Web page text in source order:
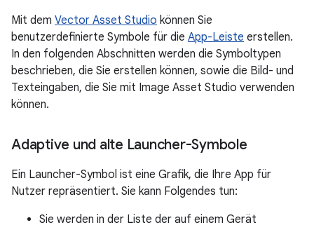
Mit dem Vector Asset Studio können Sie
benutzerdefinierte Symbole für die App-Leiste erstellen.
In den folgenden Abschnitten werden die Symboltypen
beschrieben, die Sie erstellen können, sowie die Bild- und
Texteingaben, die Sie mit Image Asset Studio verwenden
können.
Adaptive und alte Launcher-Symbole
Ein Launcher-Symbol ist eine Grafik, die Ihre App für
Nutzer repräsentiert. Sie kann Folgendes tun:
Sie werden in der Liste der auf einem Gerät